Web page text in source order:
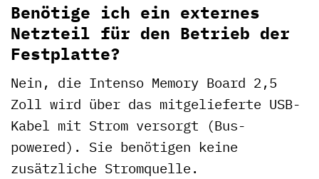
Benötige ich ein externes
Netzteil für den Betrieb der
Festplatte?
Nein, die Intenso Memory Board 2,5
Zoll wird über das mitgelieferte USB-
Kabel mit Strom versorgt (Bus-
powered). Sie benötigen keine
zusätzliche Stromquelle.